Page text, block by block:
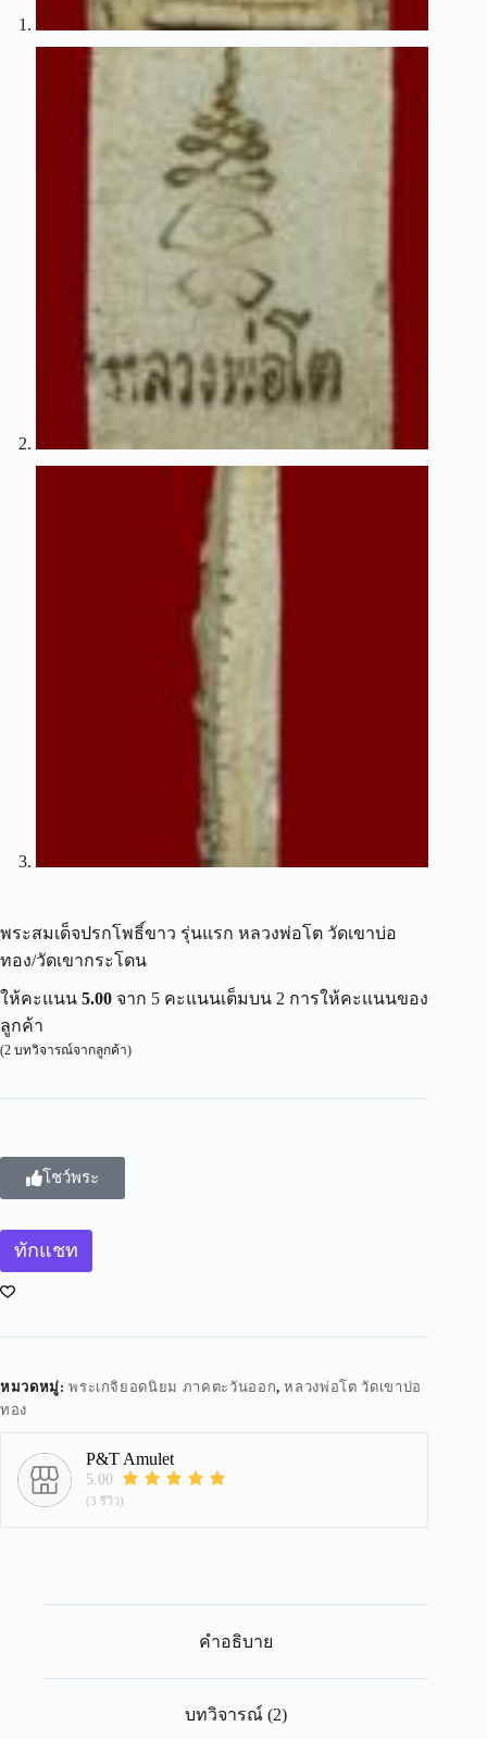
พระสมเด็จปรกโพธิ์ขาว รุ่นแรก หลวงพ่อโต วัดเขาบ่อ
ทอง/วัดเขากระโดน
ให้คะแนน 5.00 จาก 5 คะแนนเต็มบน 2 การให้คะแนนของ
ลูกค้า
(2 บทวิจารณ์จากลูกค้า)
โชว์พระ
ทักแชท
หมวดหมู่:พระเกจิยอดนิยม ภาคตะวันออก,หลวงพ่อโต วัดเขาบ่อ
ทอง
P&T Amulet
5.00
(3 รีวิว)
คำอธิบาย
บทวิจารณ์ (2)